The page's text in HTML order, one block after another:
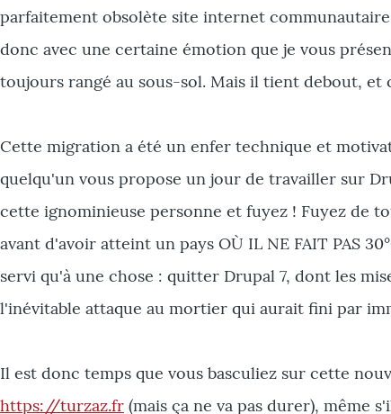
parfaitement obsolète site internet
donc avec une certaine émotion que je vous
toujours rangé au sous-sol. Mais il tient debout, et
Cette migration a été un enfer technique et
quelqu'un vous propose un jour de travailler sur
cette ignominieuse personne et fuyez ! Fuyez de
avant d'avoir atteint un pays OÙ IL NE FAIT PAS
servi qu'à une chose : quitter Drupal 7, dont les
l'inévitable attaque au mortier qui aurait fini par
Il est donc temps que vous basculiez sur cette
https://turzaz.fr (mais ça ne va pas durer), même